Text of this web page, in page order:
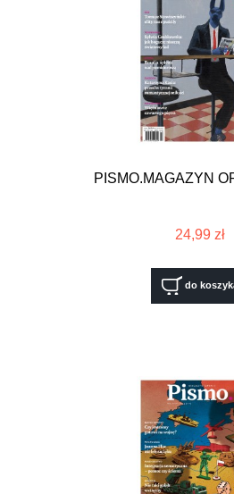
PISMO.MAGAZYN
24,99 zł
do